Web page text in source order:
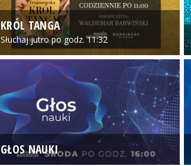
KRÓL TANGA
Słuchaj jutro po godz. 11:32
GŁOS NAUKI